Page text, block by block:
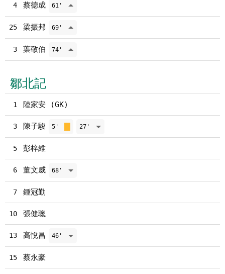
4 蔡德成 61'
25 梁振邦 69'
3 葉敬伯 74'
鄒北記
1 陸家安 (GK)
3 陳子駿 5' 27'
5 彭梓維
6 董文威 68'
7 鍾冠勤
10 張健聰
13 高悅昌 46'
15 蔡永豪